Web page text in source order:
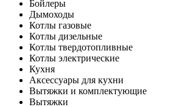
Бойлеры
Дымоходы
Котлы газовые
Котлы дизельные
Котлы твердотопливные
Котлы электрические
Кухня
Аксессуары для кухни
Вытяжки и комплектующие
Вытяжки